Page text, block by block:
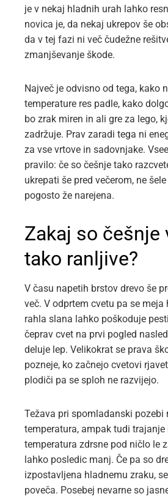
je v nekaj hladnih urah lahko
novica je, da nekaj ukrepov še
da v tej fazi ni več čudežne
zmanjševanje škode.
Največ je odvisno od tega, kako
temperature res padle, kako
bo zrak miren in ali gre za lego,
zadržuje. Prav zaradi tega ni
za vse vrtove in sadovnjake.
pravilo: če so češnje tako
ukrepati še pred večerom, ne
pogosto že narejena.
Zakaj so češnje
tako ranljive?
V času napetih brstov drevo še
več. V odprtem cvetu pa se meja
rahla slana lahko poškoduje
čeprav cvet na prvi pogled
deluje lep. Velikokrat se prava
pozneje, ko začnejo cvetovi
plodiči pa se sploh ne razvijejo.
Težava pri spomladanski pozebi
temperatura, ampak tudi trajanje
temperatura zdrsne pod ničlo le
lahko posledic manj. Če pa so
izpostavljena hladnemu zraku,
poveča. Posebej nevarne so